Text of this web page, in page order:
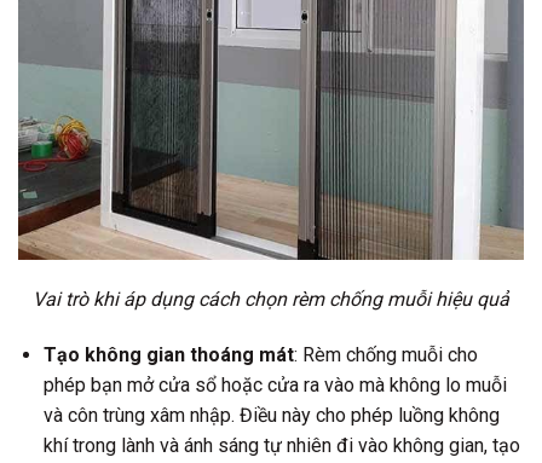
Vai trò khi áp dụng cách chọn rèm chống muỗi hiệu quả
Tạo không gian thoáng mát: Rèm chống muỗi cho
phép bạn mở cửa sổ hoặc cửa ra vào mà không lo muỗi
và côn trùng xâm nhập. Điều này cho phép luồng không
khí trong lành và ánh sáng tự nhiên đi vào không gian, tạo